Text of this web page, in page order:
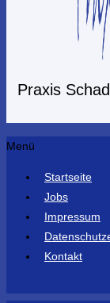
Praxis
Menü
Startseite
Jobs
Impressum
Kontakt